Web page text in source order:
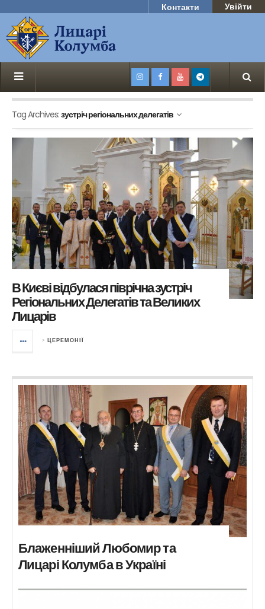
Контакти Увійти
Tag Archives:зустріч регіональних делегатів
В Києві відбулася піврічна зустріч
Регіональних Делегатів та Великих
Лицарів
> ЦЕРЕМОНІЇ
Блаженніший Любомир та
Лицарі Колумба в Україні